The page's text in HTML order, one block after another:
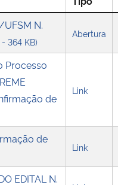
e dos Direitos Humanos
UFSM N.
364 KB)
Abertura
Processo
de
Link
de
Link
EDITAL N.